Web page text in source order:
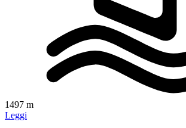
1497 m
Leggi